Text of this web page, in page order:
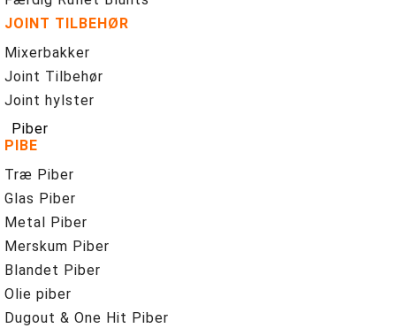
JOINT TILBEHØR
Mixerbakker
Joint Tilbehør
Joint hylster
Piber
PIBE
Træ Piber
Glas Piber
Metal Piber
Merskum Piber
Blandet Piber
Olie piber
Dugout & One Hit Piber